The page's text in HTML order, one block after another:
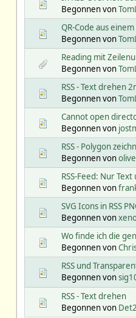
Begonnen von
QR-Code aus einem
Begonnen von
Reading mit
Begonnen von
RSS - Text drehen
Begonnen von
Cannot open
Begonnen von
RSS - Polygon
Begonnen von
RSS-Feed: Nur
Begonnen von
SVG Icons in RSS
Begonnen von
Wo finde ich die
Begonnen von
RSS und
Begonnen von
RSS - Text drehen
Begonnen von